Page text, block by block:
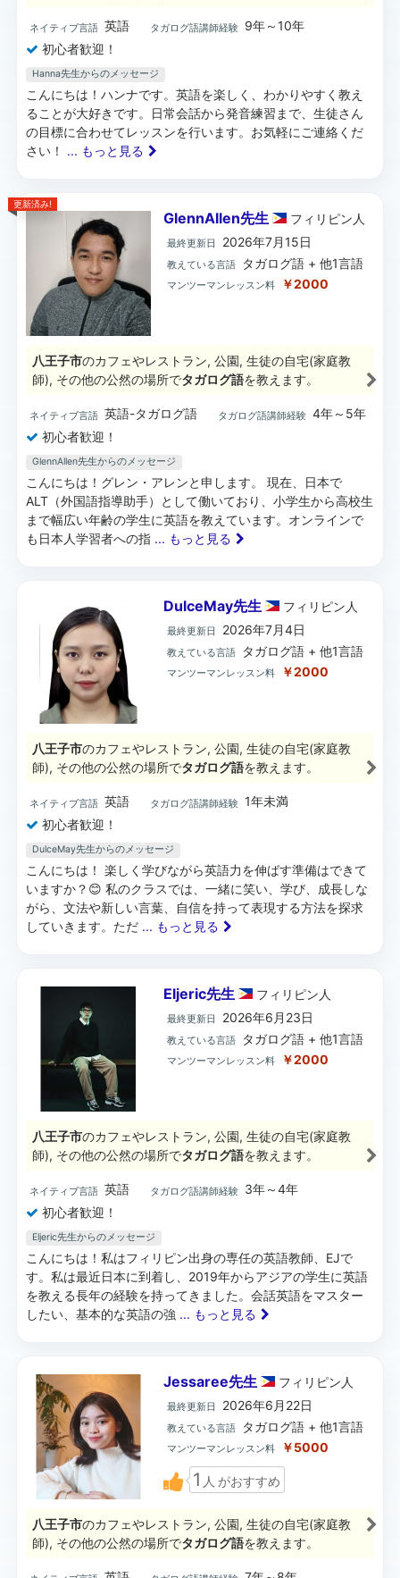
ネイティブ言語 英語 タガログ語講師経験
9年～10年
初心者歓迎！
Hanna先生からのメッセージ
こんにちは！ハンナです。英語を楽しく、わかりやすく教え
ることが大好きです。日常会話から発音練習まで、生徒さん
の目標に合わせてレッスンを行います。お気軽にご連絡くだ
さい！ ... もっと見る
更新済み!
GlennAllen先生 フィリピン 人
最終更新日 2026年7月15日
教えている言語 タガログ語 + 他1言語
マンツーマンレッスン料 ￥2000
八王子市のカフェやレストラン, 公園, 生徒の自宅(家庭教
師), その他の公然の場所でタガログ語を教えます。
ネイティブ言語 英語-タガログ語 タガログ語講師経験 4年～5年
初心者歓迎！
GlennAllen先生からのメッセージ
こんにちは！グレン・アレンと申します。 現在、日本で
ALT（外国語指導助手）として働いており、小学生から高校生
まで幅広い年齢の学生に英語を教えています。オンラインで
も日本人学習者への指 ... もっと見る
DulceMay先生 フィリピン 人
最終更新日 2026年7月4日
教えている言語 タガログ語 + 他1言語
マンツーマンレッスン料 ￥2000
八王子市のカフェやレストラン, 公園, 生徒の自宅(家庭教
師), その他の公然の場所でタガログ語を教えます。
ネイティブ言語 英語 タガログ語講師経験 1年未満
初心者歓迎！
DulceMay先生からのメッセージ
こんにちは！ 楽しく学びながら英語力を伸ばす準備はできて
いますか？😊 私のクラスでは、一緒に笑い、学び、成長しな
がら、文法や新しい言葉、自信を持って表現する方法を探求
していきます。ただ ... もっと見る
Eljeric先生 フィリピン 人
最終更新日 2026年6月23日
教えている言語 タガログ語 + 他1言語
マンツーマンレッスン料 ￥2000
八王子市のカフェやレストラン, 公園, 生徒の自宅(家庭教
師), その他の公然の場所でタガログ語を教えます。
ネイティブ言語 英語 タガログ語講師経験
3年～4年
初心者歓迎！
Eljeric先生からのメッセージ
こんにちは！私はフィリピン出身の専任の英語教師、EJで
す。私は最近日本に到着し、2019年からアジアの学生に英語
を教える長年の経験を持ってきました。会話英語をマスター
したい、基本的な英語の強 ... もっと見る
Jessaree先生 フィリピン 人
最終更新日 2026年6月22日
教えている言語 タガログ語 + 他1言語
マンツーマンレッスン料 ￥5000
1 人 がおすすめ
八王子市のカフェやレストラン, 公園, 生徒の自宅(家庭教
師), その他の公然の場所でタガログ語を教えます。